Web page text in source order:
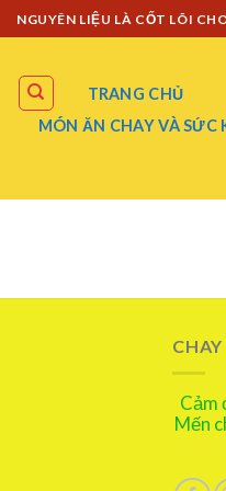
Skip
to
NGUYÊN LIỆU LÀ CỐT LÕI
TRANG CHỦ
MÓN ĂN CHAY VÀ SỨC
Cảm
Mến